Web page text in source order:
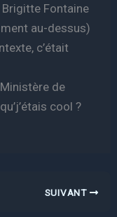
Fontaine
au-dessus)
c’était
de
cool ?
SUIVANT